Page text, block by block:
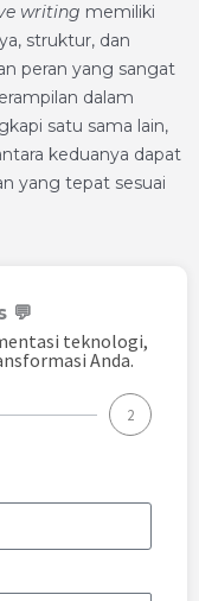
writing memiliki
struktur, dan
peran yang sangat
dalam
satu sama lain,
keduanya dapat
yang tepat sesuai
💬
teknologi,
Anda.
2